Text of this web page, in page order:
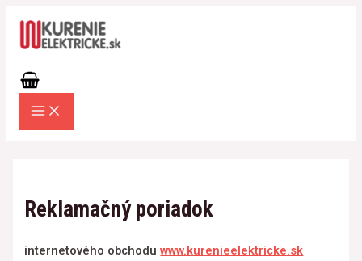
obsah
Reklamačný poriadok
internetového obchoduwww.kurenieelektricke.sk